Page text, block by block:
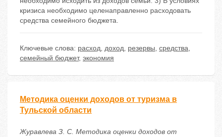
кризиса необходимо целенаправленно расходовать
средства семейного бюджета.
Ключевые слова: расход, доход, резервы, средства,
семейный бюджет, экономия
Методика оценки доходов от туризма в
Тульской области
Журавлева З. С. Методика оценки доходов от